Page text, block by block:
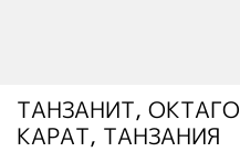
ТАНЗАНИТ,
КАРАТ, ТАНЗАНИЯ